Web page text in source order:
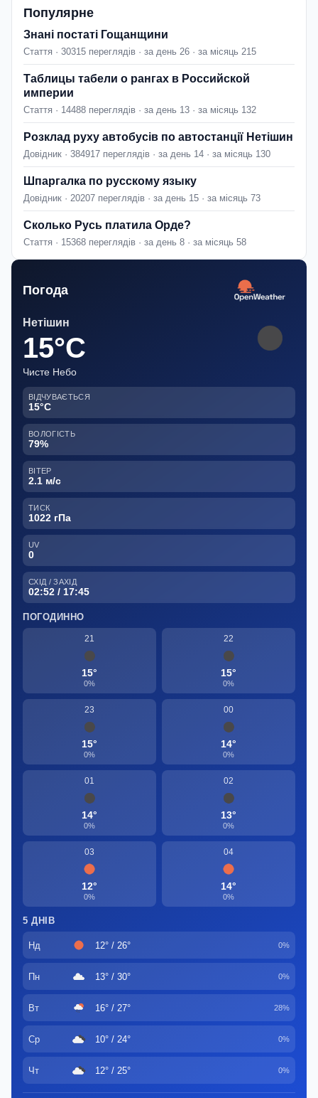
Популярне
Знані постаті Гощанщини
Стаття · 30315 переглядів · за день 26 · за місяць 215
Таблицы табели о рангах в Российской
империи
Стаття · 14488 переглядів · за день 13 · за місяць 132
Розклад руху автобусів по автостанції Нетішин
Довідник · 384917 переглядів · за день 14 · за місяць 130
Шпаргалка по русскому языку
Довідник · 20207 переглядів · за день 15 · за місяць 73
Сколько Русь платила Орде?
Стаття · 15368 переглядів · за день 8 · за місяць 58
Погода
Нетішин
15°C
Чисте Небо
ВІДЧУВАЄТЬСЯ
15°C
ВОЛОГІСТЬ
79%
ВІТЕР
2.1 м/с
ТИСК
1022 гПа
UV
0
СХІД / ЗАХІД
02:52 / 17:45
ПОГОДИННО
21
15°
0%
22
15°
0%
23
15°
0%
00
14°
0%
01
14°
0%
02
13°
0%
03
12°
0%
04
14°
0%
5 ДНІВ
Нд 12° / 26° 0%
Пн 13° / 30° 0%
Вт 16° / 27° 28%
Ср 10° / 24° 0%
Чт 12° / 25° 0%